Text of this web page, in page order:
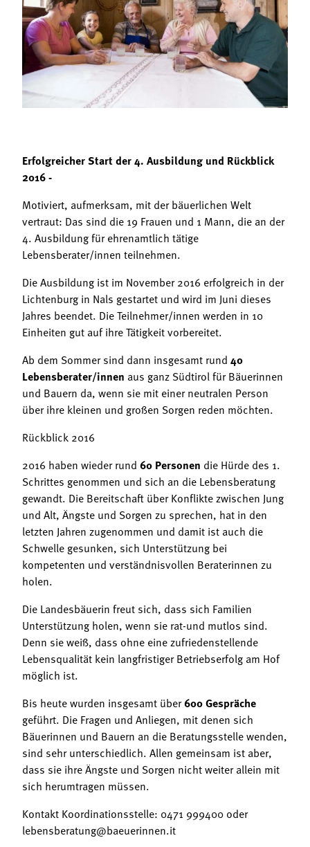
Mitgliedschaft
Landessekretariat
Bäuerliche Buffets
Hofgeschichten
Erfolgreicher Start der 4. Ausbildung und Rückblick
2016 -
Motiviert, aufmerksam, mit der bäuerlichen Welt
vertraut: Das sind die 19 Frauen und 1 Mann, die an der
4. Ausbildung für ehrenamtlich tätige
Lebensberater/innen teilnehmen.
Die Ausbildung ist im November 2016 erfolgreich in der
Lichtenburg in Nals gestartet und wird im Juni dieses
Jahres beendet. Die Teilnehmer/innen werden in 10
Einheiten gut auf ihre Tätigkeit vorbereitet.
Ab dem Sommer sind dann insgesamt rund 40
Lebensberater/innen aus ganz Südtirol für Bäuerinnen
und Bauern da, wenn sie mit einer neutralen Person
über ihre kleinen und großen Sorgen reden möchten.
Rückblick 2016
2016 haben wieder rund 60 Personen die Hürde des 1.
Schrittes genommen und sich an die Lebensberatung
gewandt. Die Bereitschaft über Konflikte zwischen Jung
und Alt, Ängste und Sorgen zu sprechen, hat in den
letzten Jahren zugenommen und damit ist auch die
Schwelle gesunken, sich Unterstützung bei
kompetenten und verständnisvollen Beraterinnen zu
holen.
Die Landesbäuerin freut sich, dass sich Familien
Unterstützung holen, wenn sie rat-und mutlos sind.
Denn sie weiß, dass ohne eine zufriedenstellende
Lebensqualität kein langfristiger Betriebserfolg am Hof
möglich ist.
Bis heute wurden insgesamt über600 Gespräche
geführt. Die Fragen und Anliegen, mit denen sich
Bäuerinnen und Bauern an die Beratungsstelle wenden,
sind sehr unterschiedlich. Allen gemeinsam ist aber,
dass sie ihre Ängste und Sorgen nicht weiter allein mit
sich herumtragen müssen.
Kontakt Koordinationsstelle: 0471 999400 oder
lebensberatung@baeuerinnen.it